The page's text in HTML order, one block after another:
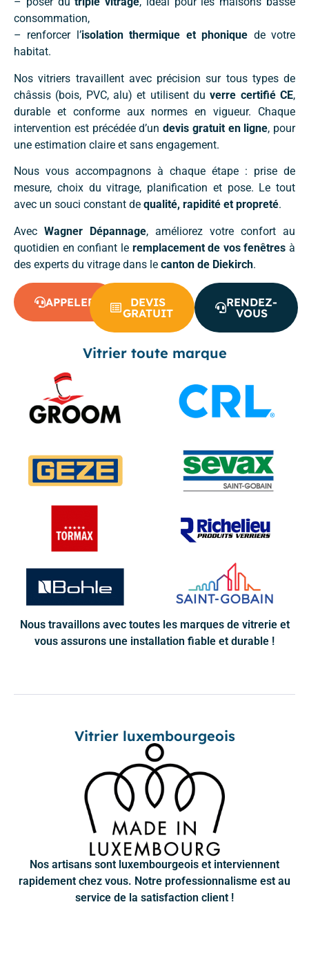
consommation,
– renforcer l’isolation thermique et phonique de votre
habitat.
Nos vitriers travaillent avec précision sur tous types de
châssis (bois, PVC, alu) et utilisent duverre certifié CE,
durable et conforme aux normes en vigueur. Chaque
intervention est précédée d’un devis gratuit en ligne, pour
une estimation claire et sans engagement.
Nous vous accompagnons à chaque étape : prise de
mesure, choix du vitrage, planification et pose. Le tout
avec un souci constant de qualité, rapidité et propreté.
Avec Wagner Dépannage, améliorez votre confort au
quotidien en confiant le remplacement de vos fenêtres à
des experts du vitrage dans le canton de Diekirch.
APPELER
DEVIS
GRATUIT
RENDEZ-
VOUS
Vitrier toute marque
Nous travaillons avec toutes les marques de vitrerie et
vous assurons une installation fiable et durable !
Vitrier luxembourgeois
Nos artisans sont luxembourgeois et interviennent
rapidement chez vous. Notre professionnalisme est au
service de la satisfaction client !